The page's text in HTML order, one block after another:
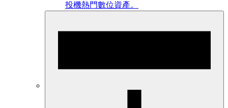
投機熱門數位資產。